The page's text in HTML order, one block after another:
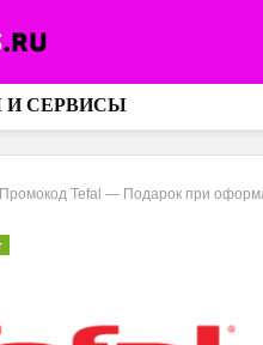
И СЕРВИСЫ
Промокод Tefal — Подарок при